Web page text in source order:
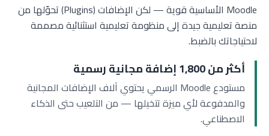
Moodle الأساسية قوية — لكن الإضافات (Plugins) تحوّلها من
منصة تعليمية جيدة إلى منظومة تعليمية استثنائية مصممة
لاحتياجاتك بالضبط.
أكثر من 1,800 إضافة مجانية رسمية
مستودع Moodle الرسمي يحتوي آلاف الإضافات المجانية
والمدفوعة لأي ميزة تتخيلها — من التلعيب حتى الذكاء
الاصطناعي.